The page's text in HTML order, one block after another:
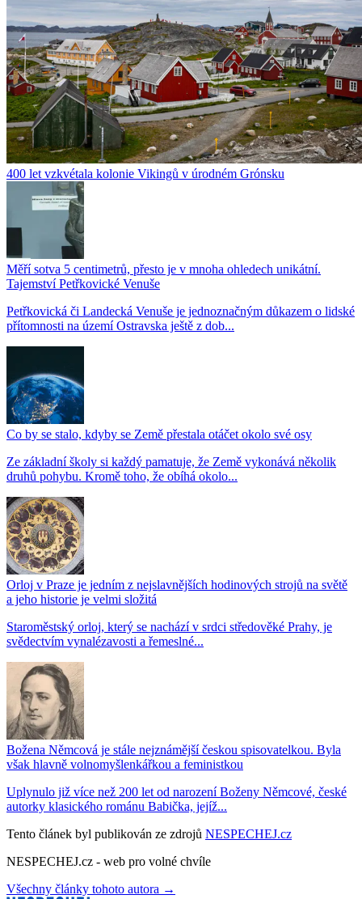
400 let vzkvétala kolonie Vikingů v úrodném Grónsku
Měří sotva 5 centimetrů, přesto je v mnoha ohledech unikátní.
Tajemství Petřkovické Venuše
Petřkovická či Landecká Venuše je jednoznačným důkazem o lidské
přítomnosti na území Ostravska ještě z dob...
Co by se stalo, kdyby se Země přestala otáčet okolo své osy
Ze základní školy si každý pamatuje, že Země vykonává několik
druhů pohybu. Kromě toho, že obíhá okolo...
Orloj v Praze je jedním z nejslavnějších hodinových strojů na světě
a jeho historie je velmi složitá
Staroměstský orloj, který se nachází v srdci středověké Prahy, je
svědectvím vynalézavosti a řemeslné...
Božena Němcová je stále nejznámější českou spisovatelkou. Byla
však hlavně volnomyšlenkářkou a feministkou
Uplynulo již více než 200 let od narození Boženy Němcové, české
autorky klasického románu Babička, jejíž...
Tento článek byl publikován ze zdrojů NESPECHEJ.cz
NESPECHEJ.cz - web pro volné chvíle
Všechny články tohoto autora →